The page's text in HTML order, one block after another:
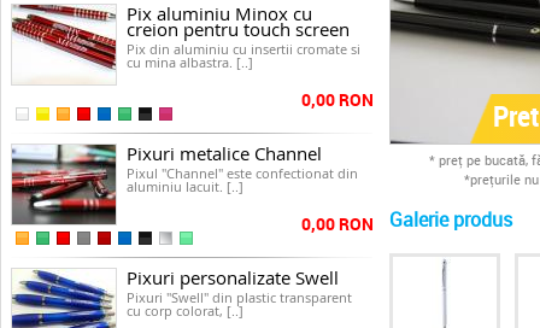
Pix aluminiu Minox cu
creion pentru touch screen
Pix din aluminiu cu insertii cromate si
cu mina albastra. [..]
0,00 RON
Pixuri metalice Channel
Pixul "Channel" este confectionat din
aluminiu lacuit. [..]
0,00 RON
Pixuri personalizate Swell
Pixuri "Swell" din plastic transparent
cu corp colorat, [..]
* preţ pe bucată,
*preţurile
Galerie produs